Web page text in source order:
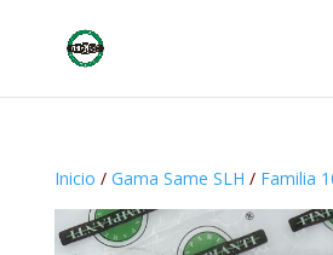
Inicio / Gama Same SLH / Familia